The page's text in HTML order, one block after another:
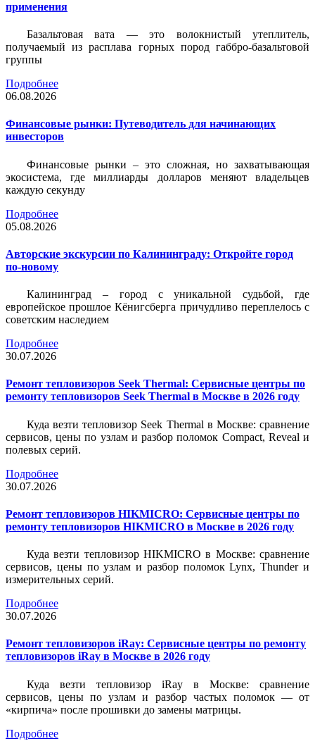
применения
Базальтовая вата — это волокнистый утеплитель,
получаемый из расплава горных пород габбро-базальтовой
группы
Подробнее
06.08.2026
Финансовые рынки: Путеводитель для начинающих
инвесторов
Финансовые рынки – это сложная, но захватывающая
экосистема, где миллиарды долларов меняют владельцев
каждую секунду
Подробнее
05.08.2026
Авторские экскурсии по Калининграду: Откройте город
по-новому
Калининград – город с уникальной судьбой, где
европейское прошлое Кёнигсберга причудливо переплелось с
советским наследием
Подробнее
30.07.2026
Ремонт тепловизоров Seek Thermal: Сервисные центры по
ремонту тепловизоров Seek Thermal в Москве в 2026 году
Куда везти тепловизор Seek Thermal в Москве: сравнение
сервисов, цены по узлам и разбор поломок Compact, Reveal и
полевых серий.
Подробнее
30.07.2026
Ремонт тепловизоров HIKMICRO: Сервисные центры по
ремонту тепловизоров HIKMICRO в Москве в 2026 году
Куда везти тепловизор HIKMICRO в Москве: сравнение
сервисов, цены по узлам и разбор поломок Lynx, Thunder и
измерительных серий.
Подробнее
30.07.2026
Ремонт тепловизоров iRay: Сервисные центры по ремонту
тепловизоров iRay в Москве в 2026 году
Куда везти тепловизор iRay в Москве: сравнение
сервисов, цены по узлам и разбор частых поломок — от
«кирпича» после прошивки до замены матрицы.
Подробнее